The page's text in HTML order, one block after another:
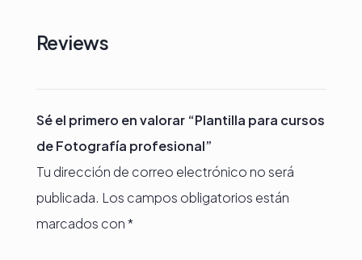
Reviews
Sé el primero en valorar “Plantilla para cursos
de Fotografía profesional”
Tu dirección de correo electrónico no será
publicada. Los campos obligatorios están
marcados con*